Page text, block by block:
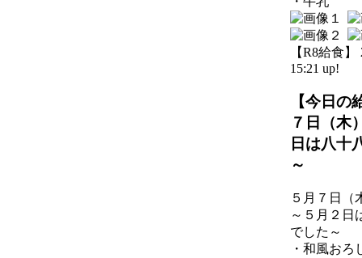
【R8給食】
15:21 up!
【今日の
７日（木
日は八十
～
５月７日（
～５月２日
でした～
・和風おろ